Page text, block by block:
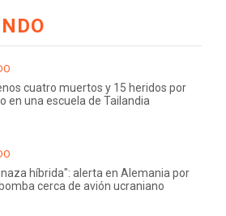
cuatro muertos y 15 heridos por
en una escuela de Tailandia
híbrida": alerta en Alemania por
cerca de avión ucraniano